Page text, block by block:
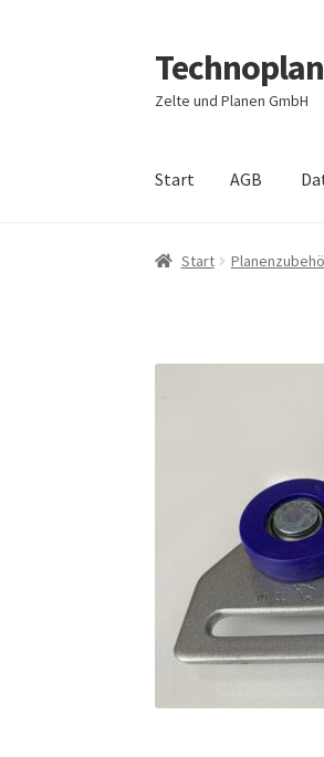
Zur
Navigation
springen
Zum
Inhalt
springen
Technoplan
Zelte und Planen GmbH
Start AGB
Start AGB
Start